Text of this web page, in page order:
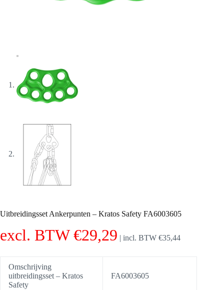
Uitbreidingsset Ankerpunten – Kratos Safety FA6003605
excl. BTW€29,29 | incl. BTW €35,44
Omschrijving
uitbreidingsset – Kratos
Safety
FA6003605